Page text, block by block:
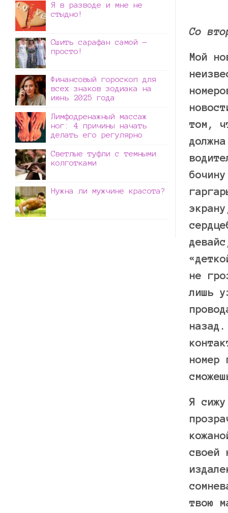
Со
Мой
том,
не
лишь
номер
Я
своей
твою
Я в разводе и мне не
стыдно!
Сшить сарафан самой —
просто!
Финансовый гороскоп для
всех знаков зодиака на
июнь 2025 года
Лимфодренажный массаж
ног: 4 причины начать
делать его регулярно
Светлые туфли с темными
колготками
Нужна ли мужчине красота?